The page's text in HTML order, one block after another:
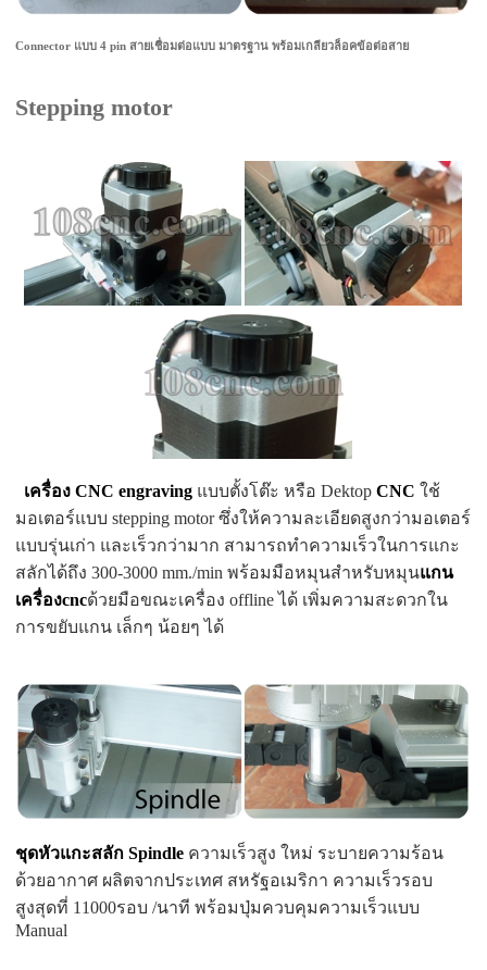
Connector แบบ 4 pin สายเชื่อมต่อแบบ มาตรฐาน พร้อมเกลียวล็อคข้อต่อสาย
Stepping motor
เครื่อง CNC engraving แบบตั้งโต๊ะ หรือ DektopCNCใช้
มอเตอร์แบบ stepping motor ซึ่งให้ความละเอียดสูงกว่ามอเตอร์
แบบรุ่นเก่า และเร็วกว่ามาก สามารถทำความเร็วในการแกะ
สลักได้ถึง 300-3000 mm./min พร้อมมือหมุนสำหรับหมุนแกน
เครื่องcncด้วยมือขณะเครื่อง offline ได้ เพิ่มความสะดวกใน
การขยับแกน เล็กๆ น้อยๆ ได้
ชุดหัวแกะสลัก Spindle ความเร็วสูง ใหม่ ระบายความร้อน
ด้วยอากาศ ผลิตจากประเทศ สหรัฐอเมริกา ความเร็วรอบ
สูงสุดที่ 11000รอบ /นาที พร้อมปุ่มควบคุมความเร็วแบบ
Manual